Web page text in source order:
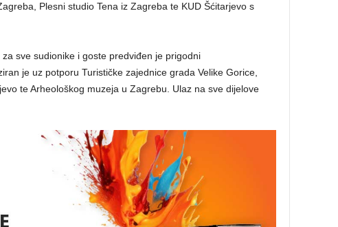
Plesni studio Tena iz Zagreba te KUD Šćitarjevo s
sve sudionike i goste predviđen je prigodni
je uz potporu Turističke zajednice grada Velike Gorice,
te Arheološkog muzeja u Zagrebu. Ulaz na sve dijelove